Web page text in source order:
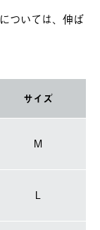
ついては、伸ば
サイズ
M
L